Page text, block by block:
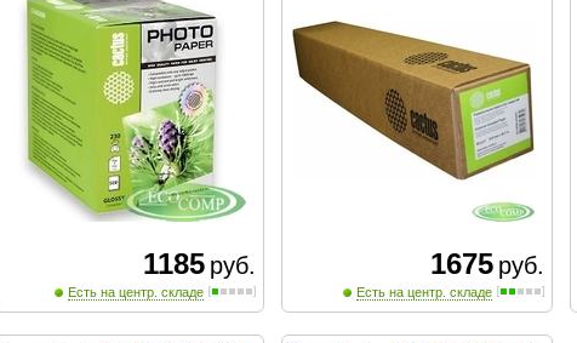
1185 руб.
Есть на центр. складе
1675 руб.
Есть на центр. складе